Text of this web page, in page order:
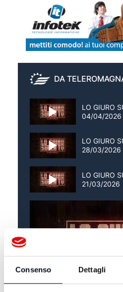
Consenso Dettagli
DA
LO GIURO
04/04/2026
LO GIURO
28/03/2026
LO GIURO
21/03/2026